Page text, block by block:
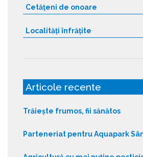
Cetățeni de onoare
Localități înfrățite
Articole recente
Trăiește frumos, fii sănătos
Parteneriat pentru Aquapark